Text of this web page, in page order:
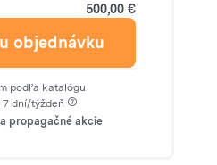
500,00 €
objednávku
podľa katalógu
7 dní/týždeň
propagačné akcie